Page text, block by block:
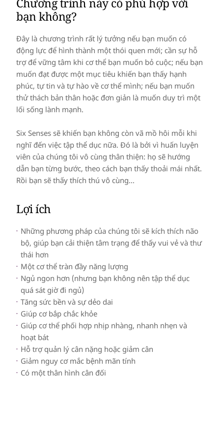
Chương trình này có phù hợp với
bạn không?
Đây là chương trình rất lý tưởng nếu bạn muốn có
động lực để hình thành một thói quen mới; cần sự hỗ
trợ để vững tâm khi cơ thể bạn muốn bỏ cuộc; nếu bạn
muốn đạt được một mục tiêu khiến bạn thấy hạnh
phúc, tự tin và tự hào về cơ thể mình; nếu bạn muốn
thử thách bản thân hoặc đơn giản là muốn duy trì một
lối sống lành mạnh.
Six Senses sẽ khiến bạn không còn vã mồ hôi mỗi khi
nghĩ đến việc tập thể dục nữa. Đó là bởi vì huấn luyện
viên của chúng tôi vô cùng thân thiện: họ sẽ hướng
dẫn bạn từng bước, theo cách bạn thấy thoải mái nhất.
Rồi bạn sẽ thấy thích thú vô cùng...
Lợi ích
Những phương pháp của chúng tôi sẽ kích thích não
bộ, giúp bạn cải thiện tâm trạng để thấy vui vẻ và thư
thái hơn
Một cơ thể tràn đầy năng lượng
Ngủ ngon hơn (nhưng bạn không nên tập thể dục
quá sát giờ đi ngủ)
Tăng sức bền và sự dẻo dai
Giúp cơ bắp chắc khỏe
Giúp cơ thể phối hợp nhịp nhàng, nhanh nhẹn và
hoạt bát
Hỗ trợ quản lý cân nặng hoặc giảm cân
Giảm nguy cơ mắc bệnh mãn tính
Có một thân hình cân đối